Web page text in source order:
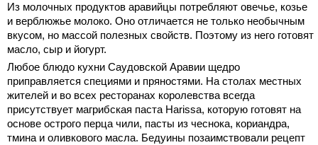
Из молочных продуктов аравийцы потребляют овечье, козье
и верблюжье молоко. Оно отличается не только необычным
вкусом, но массой полезных свойств. Поэтому из него готовят
масло, сыр и йогурт.
Любое блюдо кухни Саудовской Аравии щедро
приправляется специями и пряностями. На столах местных
жителей и во всех ресторанах королевства всегда
присутствует магрибская паста Harissa, которую готовят на
основе острого перца чили, пасты из чеснока, кориандра,
тмина и оливкового масла. Бедуины позаимствовали рецепт